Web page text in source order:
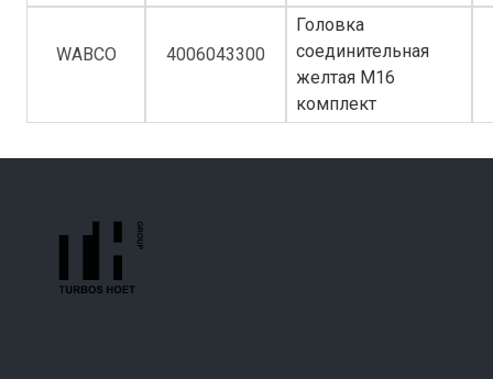
WABCO 4006043300
Головка
соединительная
желтая M16
комплект